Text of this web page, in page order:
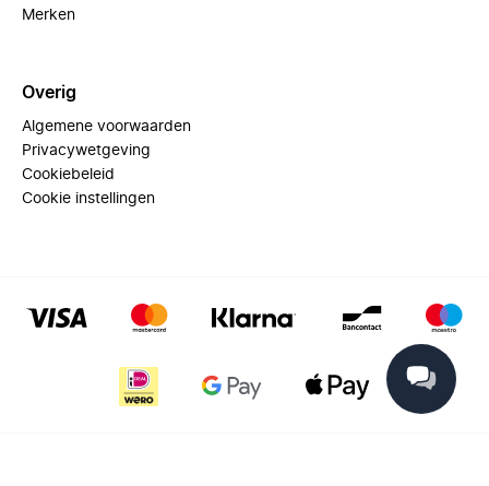
Merken
Overig
Algemene voorwaarden
Privacywetgeving
Cookiebeleid
Cookie instellingen